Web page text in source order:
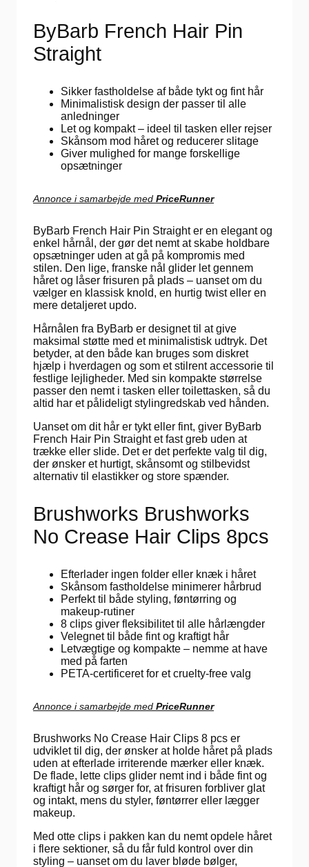
ByBarb French Hair Pin
Straight
Sikker fastholdelse af både tykt og fint hår
Minimalistisk design der passer til alle
anledninger
Let og kompakt – ideel til tasken eller rejser
Skånsom mod håret og reducerer slitage
Giver mulighed for mange forskellige
opsætninger
Annonce i samarbejde med PriceRunner
ByBarb French Hair Pin Straight er en elegant og
enkel hårnål, der gør det nemt at skabe holdbare
opsætninger uden at gå på kompromis med
stilen. Den lige, franske nål glider let gennem
håret og låser frisuren på plads – uanset om du
vælger en klassisk knold, en hurtig twist eller en
mere detaljeret updo.
Hårnålen fra ByBarb er designet til at give
maksimal støtte med et minimalistisk udtryk. Det
betyder, at den både kan bruges som diskret
hjælp i hverdagen og som et stilrent accessorie til
festlige lejligheder. Med sin kompakte størrelse
passer den nemt i tasken eller toilettasken, så du
altid har et pålideligt stylingredskab ved hånden.
Uanset om dit hår er tykt eller fint, giver ByBarb
French Hair Pin Straight et fast greb uden at
trække eller slide. Det er det perfekte valg til dig,
der ønsker et hurtigt, skånsomt og stilbevidst
alternativ til elastikker og store spænder.
Brushworks Brushworks
No Crease Hair Clips 8pcs
Efterlader ingen folder eller knæk i håret
Skånsom fastholdelse minimerer hårbrud
Perfekt til både styling, føntørring og
makeup-rutiner
8 clips giver fleksibilitet til alle hårlængder
Velegnet til både fint og kraftigt hår
Letvægtige og kompakte – nemme at have
med på farten
PETA-certificeret for et cruelty-free valg
Annonce i samarbejde med PriceRunner
Brushworks No Crease Hair Clips 8 pcs er
udviklet til dig, der ønsker at holde håret på plads
uden at efterlade irriterende mærker eller knæk.
De flade, lette clips glider nemt ind i både fint og
kraftigt hår og sørger for, at frisuren forbliver glat
og intakt, mens du styler, føntørrer eller lægger
makeup.
Med otte clips i pakken kan du nemt opdele håret
i flere sektioner, så du får fuld kontrol over din
styling – uanset om du laver bløde bølger,